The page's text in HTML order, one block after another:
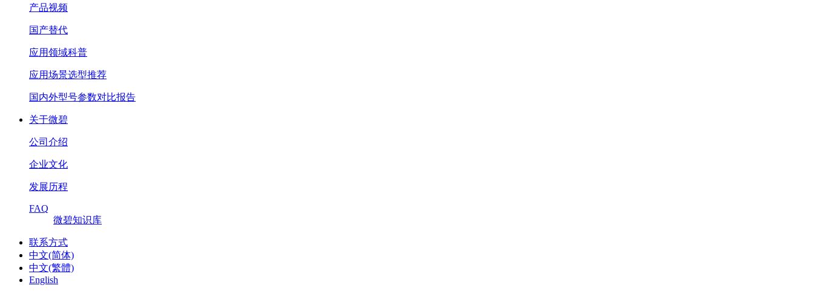
产品视频
国产替代
应用领域科普
应用场景选型推荐
国内外型号参数对比报告
关于微碧
公司介绍
企业文化
发展历程
FAQ
微碧知识库
联系方式
中文(简体)
中文(繁體)
English